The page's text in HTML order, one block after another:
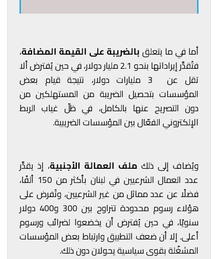
أما في ما يتعلقبالضريبة على القيمة المضافة،
فتُقدَّر إيراداتها بنحو 2.1 مليار دولار، في حين يُفترض ألا
تقل عن 3 مليارات دولار، نتيجة قيام بعض
المؤسسات بتحصيل الضريبة من المستهلكين من
دون التصريح عنها بالكامل، في ظلّ غياب الربط
الإلكتروني الفعّال بين المؤسسات الضريبية.
ويُضاف إلى ذلك ملف العمالة الأجنبية، إذ يقدَّر
عدد العمال الشرعيين في لبنان بأكثر من 150 ألفًا،
فضلًا عن عدد مماثل من غير الشرعيين، وتُفرض على
هؤلاء رسوم محدودة تتراوح بين 300 و400 دولار
سنويًا، في حين يُفترض أن يخضعوا لضرائب ورسوم
أعلى. إلا أن ضعف التطبيق وارتباط بعض المؤسسات
المشغّلة بقوى سياسية يحولان دون ذلك.